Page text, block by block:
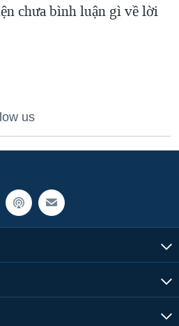
chưa bình luận gì về lời
us